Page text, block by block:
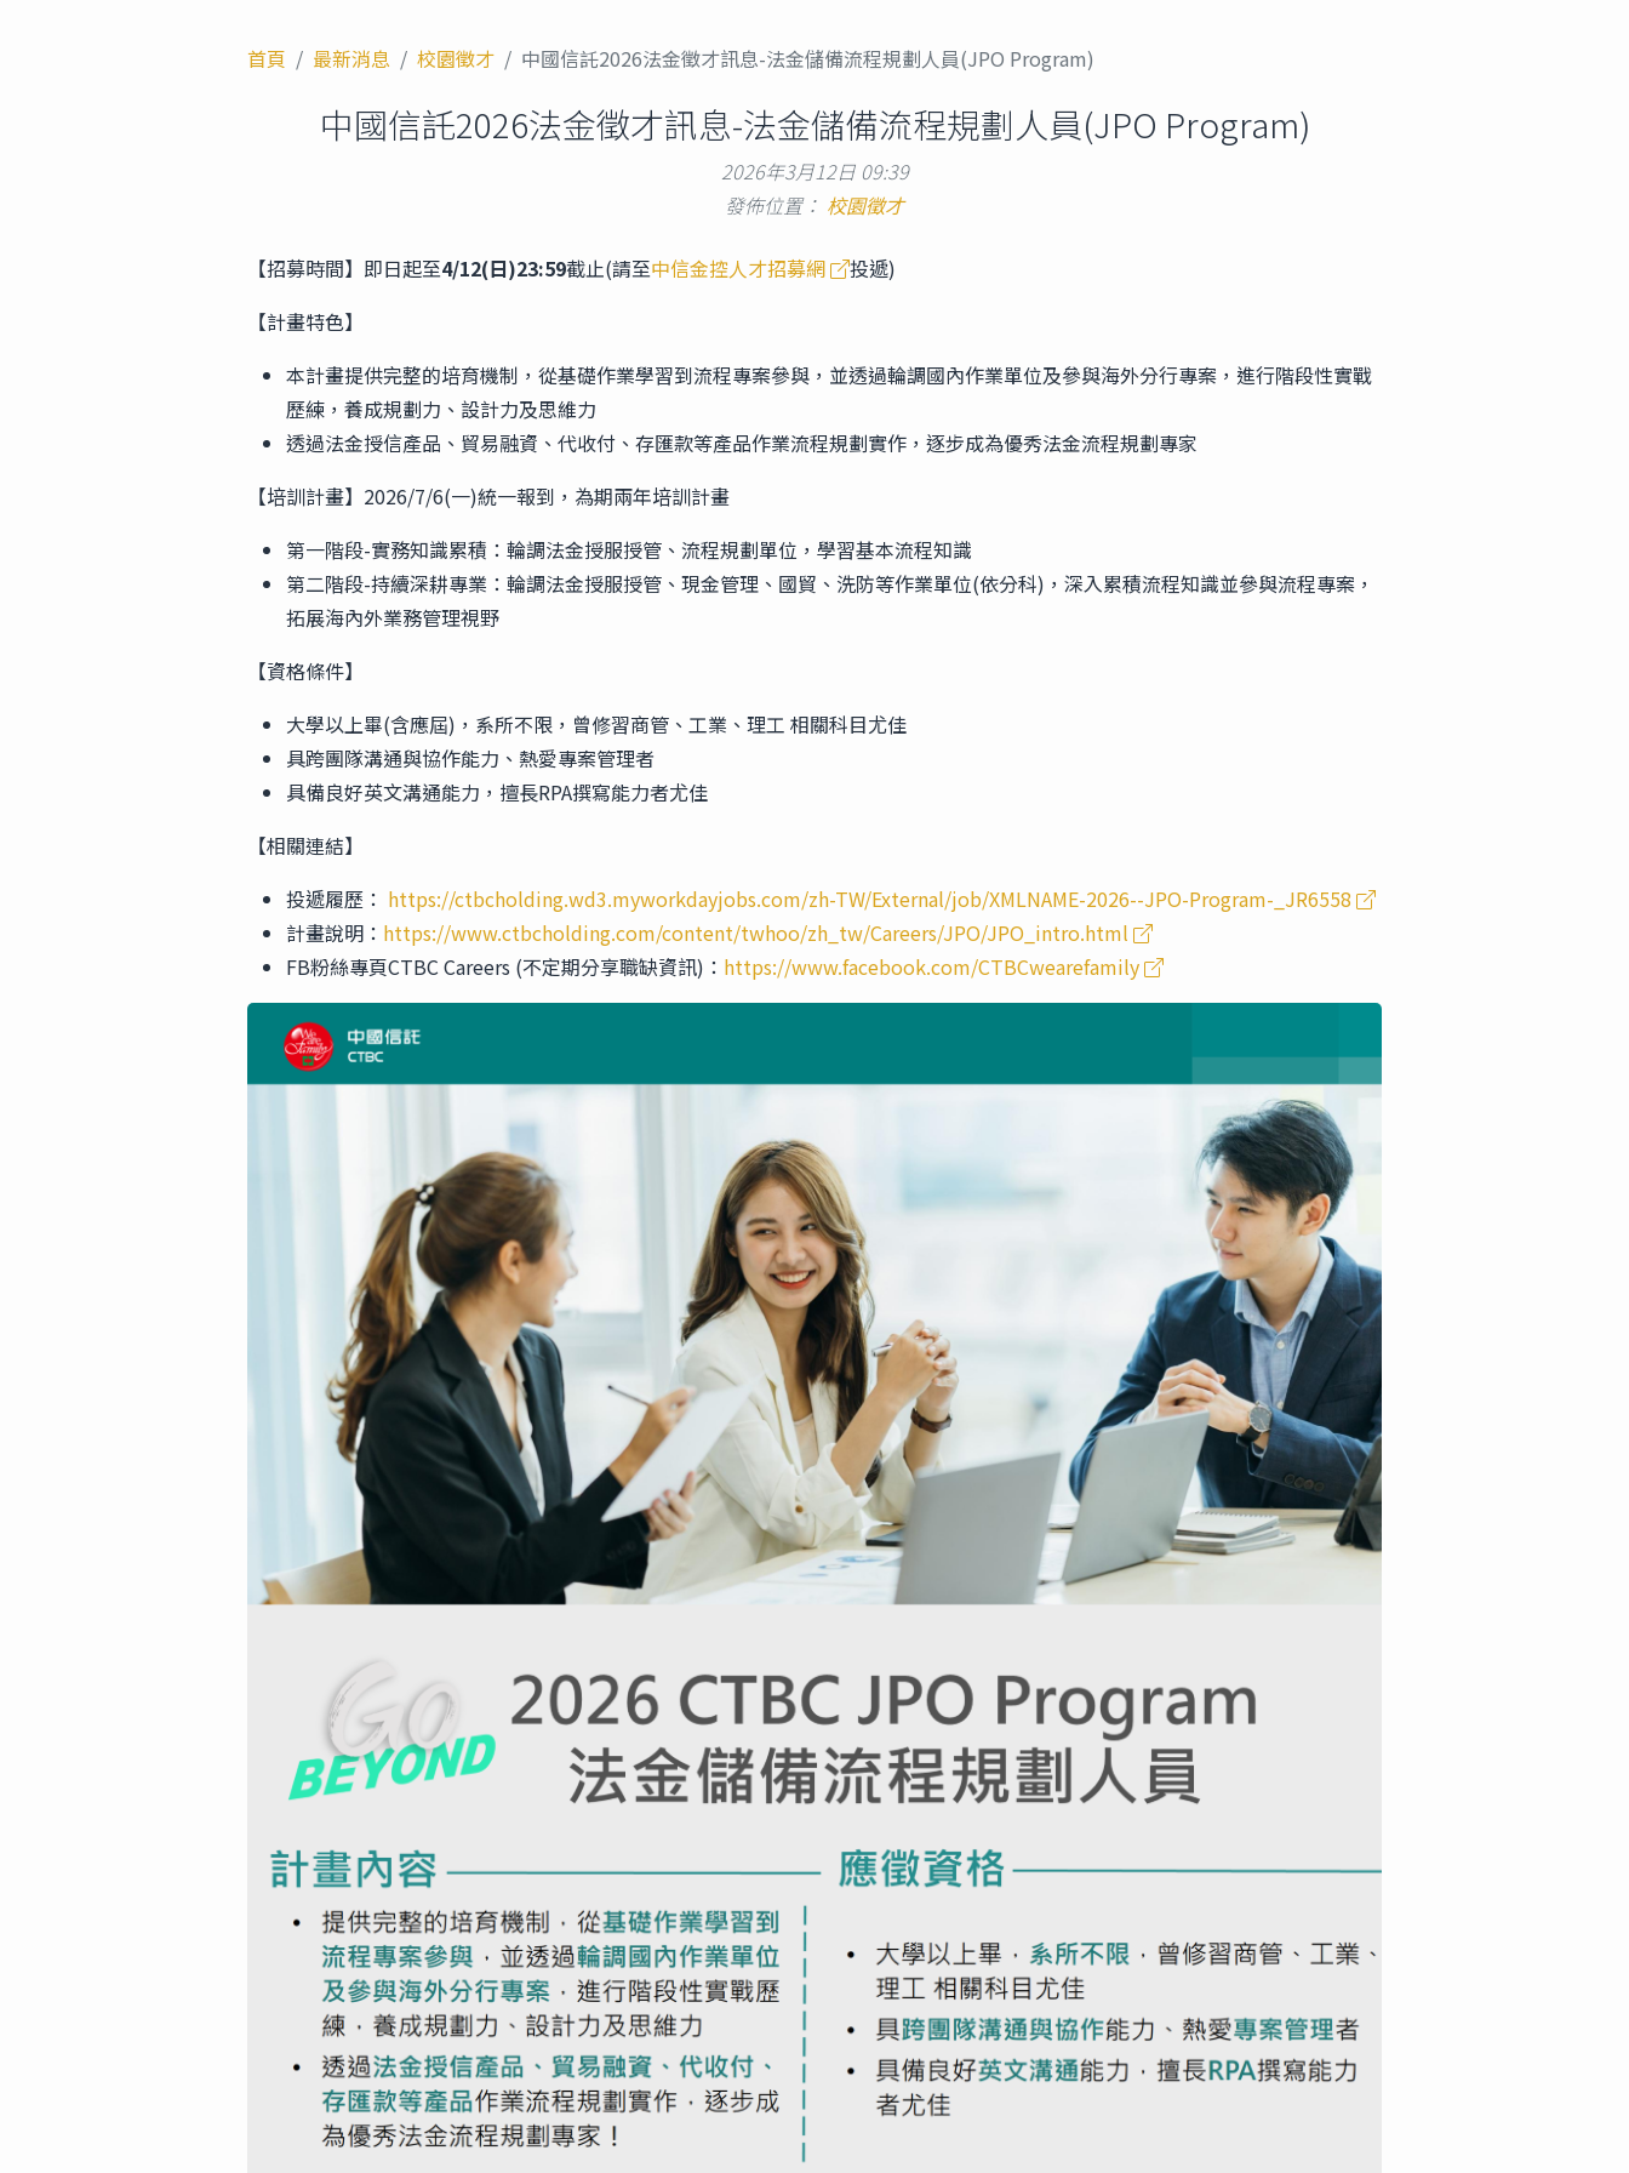
首頁 最新消息 校園徵才 中國信託2026法金徵才訊息-法金儲備流程規劃人員(JPO Program)
中國信託2026法金徵才訊息-法金儲備流程規劃人員(JPO Program)
2026年3月12日 09:39
發佈位置： 校園徵才
【招募時間】即日起至4/12(日)23:59截止(請至中信金控人才招募網
投遞)
【計畫特色】
本計畫提供完整的培育機制，從基礎作業學習到流程專案參與，並透過輪調國內作業單位及參與海外分行專案，進行階段性實戰
歷練，養成規劃力、設計力及思維力
透過法金授信產品、貿易融資、代收付、存匯款等產品作業流程規劃實作，逐步成為優秀法金流程規劃專家
【培訓計畫】2026/7/6(一)統一報到，為期兩年培訓計畫
第一階段-實務知識累積：輪調法金授服授管、流程規劃單位，學習基本流程知識
第二階段-持續深耕專業：輪調法金授服授管、現金管理、國貿、洗防等作業單位(依分科)，深入累積流程知識並參與流程專案，
拓展海內外業務管理視野
【資格條件】
大學以上畢(含應屆)，系所不限，曾修習商管、工業、理工 相關科目尤佳
具跨團隊溝通與協作能力、熱愛專案管理者
具備良好英文溝通能力，擅長RPA撰寫能力者尤佳
【相關連結】
投遞履歷： https://ctbcholding.wd3.myworkdayjobs.com/zh-TW/External/job/XMLNAME-2026--JPO-Program-_JR6558
計畫說明： https://www.ctbcholding.com/content/twhoo/zh_tw/Careers/JPO/JPO_intro.html
FB粉絲專頁CTBC Careers (不定期分享職缺資訊)： https://www.facebook.com/CTBCwearefamily